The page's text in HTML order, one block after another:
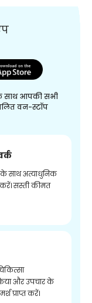
साथ आपकी सभी
वन-स्टॉप
साथ अत्याधुनिक
करें। सस्ती कीमत
और उपचार के
प्राप्त करें।